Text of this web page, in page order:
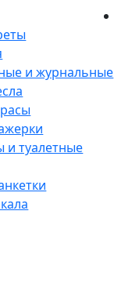
и журнальные
и туалетные